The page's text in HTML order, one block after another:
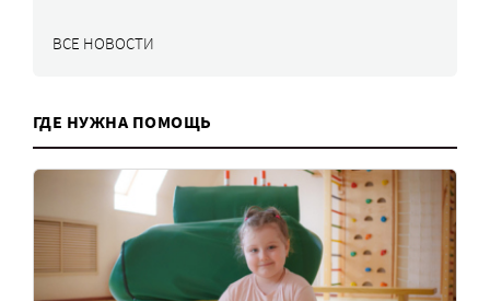
ВСЕ НОВОСТИ
ГДЕ НУЖНА ПОМОЩЬ